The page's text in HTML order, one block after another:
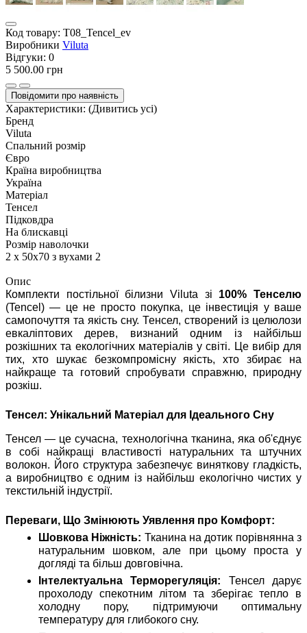
Код товару: T08_Tencel_ev
Виробники Viluta
Відгуки: 0
5 500.00 грн
Повідомити про наявність
Характеристики: (Дивитись усі)
Бренд
Viluta
Спальний розмір
Євро
Країна виробництва
Україна
Матеріал
Тенсел
Підковдра
На блискавці
Розмір наволочки
2 х 50х70 з вухами 2
Опис
Комплекти постільної білизни Viluta зі 100% Тенселю
(Tencel) — це не просто покупка, це інвестиція у ваше
самопочуття та якість сну. Тенсел, створений із целюлози
евкаліптових дерев, визнаний одним із найбільш
розкішних та екологічних матеріалів у світі. Це вибір для
тих, хто шукає безкомпромісну якість, хто збирає на
найкраще та готовий спробувати справжню, природну
розкіш.
Тенсел: Унікальний Матеріал для Ідеального Сну
Тенсел — це сучасна, технологічна тканина, яка об'єднує
в собі найкращі властивості натуральних та штучних
волокон. Його структура забезпечує виняткову гладкість,
а виробництво є одним із найбільш екологічно чистих у
текстильній індустрії.
Переваги, Що Змінюють Уявлення про Комфорт:
Шовкова Ніжність: Тканина на дотик порівнянна з
натуральним шовком, але при цьому проста у
догляді та більш довговічна.
Інтелектуальна Терморегуляція: Тенсел дарує
прохолоду спекотним літом та зберігає тепло в
холодну пору, підтримуючи оптимальну
температуру для глибокого сну.